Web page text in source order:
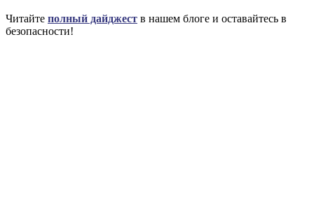
Читайте полный дайджест в нашем блоге и оставайтесь в
безопасности!